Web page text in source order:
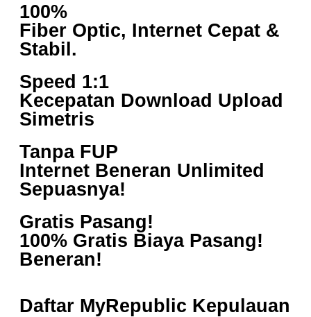
100%
Fiber Optic, Internet Cepat &
Stabil.
Speed 1:1
Kecepatan Download Upload
Simetris
Tanpa FUP
Internet Beneran Unlimited
Sepuasnya!
Gratis Pasang!
100% Gratis Biaya Pasang!
Beneran!
Daftar MyRepublic Kepulauan